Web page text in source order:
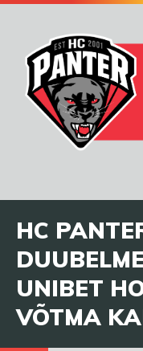
HC
UNIBET
VÕTMA